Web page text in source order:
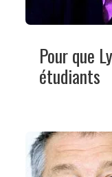
Pour que
étudiants